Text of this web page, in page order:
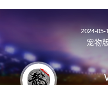
2024-05-
宠物